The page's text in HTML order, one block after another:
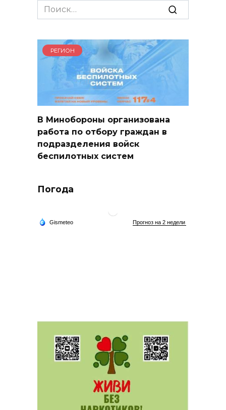
Search
for:
РЕГИОН
В Минобороны организована
работа по отбору граждан в
подразделения войск
беспилотных систем
Погода